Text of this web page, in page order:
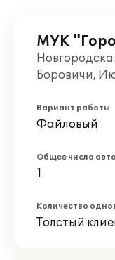
МУК
Боровичи,
Вариант работы
Файловый
Общее число
1
Количество
Толстый